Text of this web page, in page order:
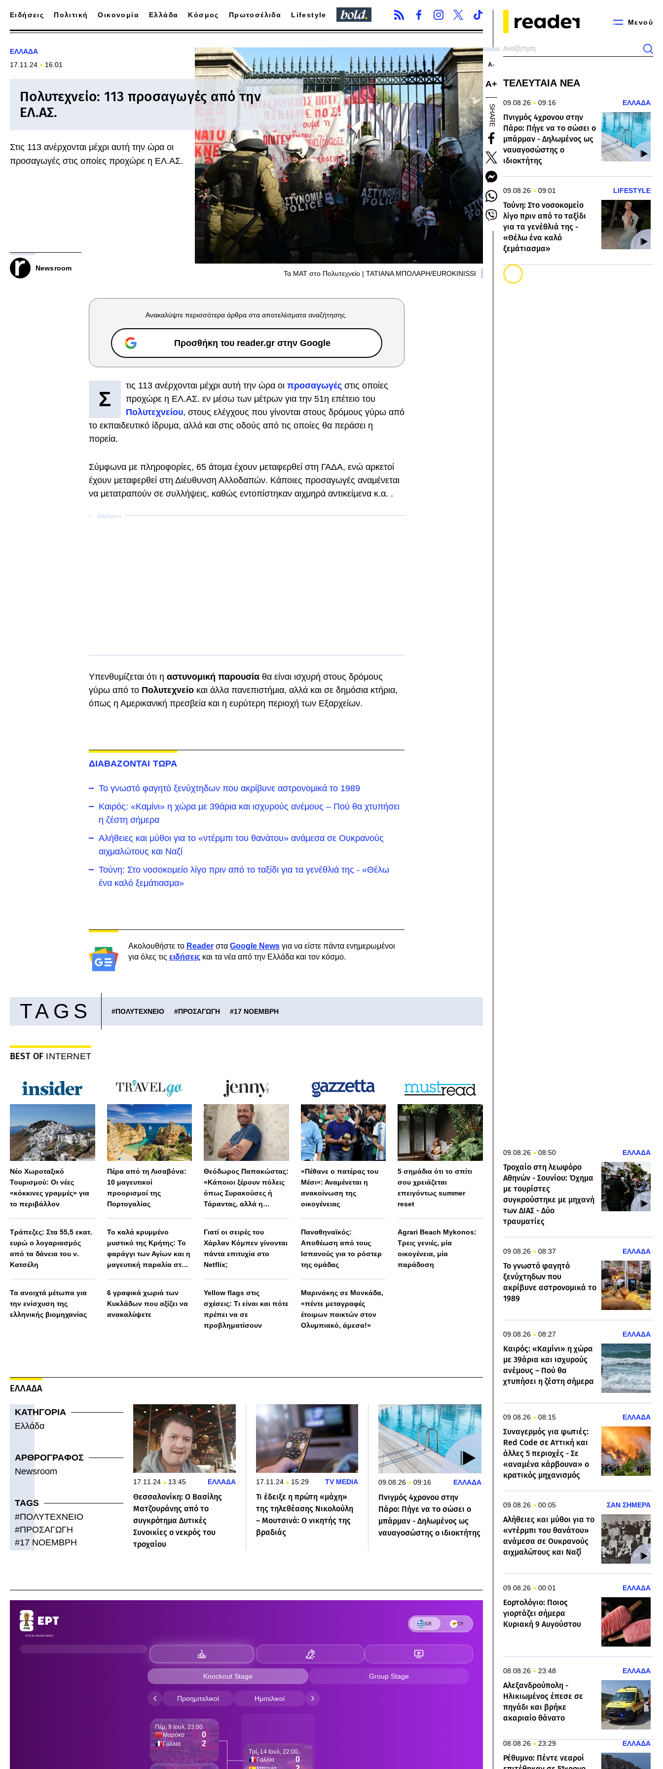
Μενού
Ειδήσεις Πολιτική Οικονομία Ελλάδα Κόσμος Πρωτοσέλιδα Lifestyle
ΕΛΛΑΔΑ
17.11.24
16:01
Πολυτεχνείο: 113 προσαγωγές από την
ΕΛ.ΑΣ.
Στις 113 ανέρχονται μέχρι αυτή την ώρα οι
προσαγωγές στις οποίες προχώρε η ΕΛ.ΑΣ.
Newsroom
Τα ΜΑΤ στο Πολυτεχνείο | ΤΑΤΙΑΝΑ ΜΠΟΛΑΡΗ/EUROKINISSI
Α-
Α+
SHARE
Ανακαλύψτε περισσότερα άρθρα στα αποτελέσματα αναζήτησης.
Προσθήκη του reader.gr στην Google
Σ
τις 113 ανέρχονται μέχρι αυτή την ώρα οι προσαγωγές στις οποίες
προχώρε η ΕΛ.ΑΣ. εν μέσω των μέτρων για την 51η επέτειο του
Πολυτεχνείου, στους ελέγχους που γίνονται στους δρόμους γύρω από
το εκπαιδευτικό ίδρυμα, αλλά και στις οδούς από τις οποίες θα περάσει η
πορεία.
Σύμφωνα με πληροφορίες, 65 άτομα έχουν μεταφερθεί στη ΓΑΔΑ, ενώ αρκετοί
έχουν μεταφερθεί στη Διέυθυνση Αλλοδαπών. Κάποιες προσαγωγές αναμένεται
να μετατραπούν σε συλλήψεις, καθώς εντοπίστηκαν αιχμηρά αντικείμενα κ.α. .
Υπενθυμίζεται ότι η αστυνομική παρουσίαθα είναι ισχυρή στους δρόμους
γύρω από το Πολυτεχνείο και άλλα πανεπιστήμια, αλλά και σε δημόσια κτήρια,
όπως η Αμερικανική πρεσβεία και η ευρύτερη περιοχή των Εξαρχείων.
ΔΙΑΒΑΖΟΝΤΑΙ ΤΩΡΑ
Το γνωστό φαγητό ξενύχτηδων που ακρίβυνε αστρονομικά το 1989
Καιρός: «Καμίνι» η χώρα με 39άρια και ισχυρούς ανέμους – Πού θα χτυπήσει
η ζέστη σήμερα
Αλήθειες και μύθοι για το «ντέρμπι του θανάτου» ανάμεσα σε Ουκρανούς
αιχμαλώτους και Ναζί
Τούνη: Στο νοσοκομείο λίγο πριν από το ταξίδι για τα γενέθλιά της - «Θέλω
ένα καλό ξεμάτιασμα»
Ακολουθήστε το Readerστα Google Newsγια να είστε πάντα ενημερωμένοι
για όλες τις ειδήσειςκαι τα νέα από την Ελλάδα και τον κόσμο.
TAGS #ΠΟΛΥΤΕΧΝΕΙΟ #ΠΡΟΣΑΓΩΓΗ #17 ΝΟΕΜΒΡΗ
BEST OF INTERNET
Νέο Χωροταξικό
Τουρισμού: Οι νέες
«κόκκινες γραμμές» για
το περιβάλλον
Τράπεζες: Στα 55,5 εκατ.
ευρώ ο λογαριασμός
από τα δάνεια του ν.
Κατσέλη
Τα ανοιχτά μέτωπα για
την ενίσχυση της
ελληνικής βιομηχανίας
Πέρα από τη Λισαβόνα:
10 μαγευτικοί
προορισμοί της
Πορτογαλίας
Το καλά κρυμμένο
μυστικό της Κρήτης: Το
φαράγγι των Αγίων και η
μαγευτική παραλία στο
6 γραφικά χωριά των
Κυκλάδων που αξίζει να
ανακαλύψετε
Θεόδωρος Παπακώστας:
«Κάποιοι ξέρουν πόλεις
όπως Συρακούσες ή
Τάραντας, αλλά η
Γιατί οι σειρές του
Χάρλαν Κόμπεν γίνονται
πάντα επιτυχία στο
Netflix;
Yellow flags στις
σχέσεις: Τι είναι και πότε
πρέπει να σε
προβληματίσουν
«Πέθανε ο πατέρας του
Μέσι»: Αναμένεται η
ανακοίνωση της
οικογένειας
Παναθηναϊκός:
Αποθέωση από τους
Ισπανούς για το ρόστερ
της ομάδας
Μαρινάκης σε Μονκάδα,
«πέντε μεταγραφές
έτοιμων παικτών στον
Ολυμπιακό, άμεσα!»
5 σημάδια ότι το σπίτι
σου χρειάζεται
επειγόντως summer
reset
Agrari Beach Mykonos:
Τρεις γενιές, μία
οικογένεια, μία
παράδοση
ΕΛΛΑΔΑ
ΚΑΤΗΓΟΡΙΑ
Ελλάδα
ΑΡΘΡΟΓΡΑΦΟΣ
Newsroom
TAGS
#ΠΟΛΥΤΕΧΝΕΙΟ
#ΠΡΟΣΑΓΩΓΗ
#17 ΝΟΕΜΒΡΗ
17.11.24 13:45 ΕΛΛΑΔΑ
Θεσσαλονίκη: Ο Βασίλης
Ματζουράνης από το
συγκρότημα Δυτικές
Συνοικίες ο νεκρός του
τροχαίου
17.11.24 15:29 TV MEDIA
Τι έδειξε η πρώτη «μάχη»
της τηλεθέασης Νικολούλη
– Μουτσινά: Ο νικητής της
βραδιάς
09.08.26 09:16 ΕΛΛΑΔΑ
Πνιγμός 4χρονου στην
Πάρο: Πήγε να το σώσει ο
μπάρμαν - Δηλωμένος ως
ναυαγοσώστης ο ιδιοκτήτης
ΤΕΛΕΥΤΑΙΑ ΝΕΑ
09.08.26 09:16 ΕΛΛΑΔΑ
Πνιγμός 4χρονου στην
Πάρο: Πήγε να το σώσει ο
μπάρμαν - Δηλωμένος ως
ναυαγοσώστης ο
ιδιοκτήτης
09.08.26 09:01 LIFESTYLE
Τούνη: Στο νοσοκομείο
λίγο πριν από το ταξίδι
για τα γενέθλιά της -
«Θέλω ένα καλό
ξεμάτιασμα»
09.08.26 08:50 ΕΛΛΑΔΑ
Τροχαίο στη λεωφόρο
Αθηνών - Σουνίου: Όχημα
με τουρίστες
συγκρούστηκε με μηχανή
των ΔΙΑΣ - Δύο
τραυματίες
09.08.26 08:37 ΕΛΛΑΔΑ
Το γνωστό φαγητό
ξενύχτηδων που
ακρίβυνε αστρονομικά το
1989
09.08.26 08:27 ΕΛΛΑΔΑ
Καιρός: «Καμίνι» η χώρα
με 39άρια και ισχυρούς
ανέμους – Πού θα
χτυπήσει η ζέστη σήμερα
09.08.26 08:15 ΕΛΛΑΔΑ
Συναγερμός για φωτιές:
Red Code σε Αττική και
άλλες 5 περιοχές - Σε
«αναμένα κάρβουνα» ο
κρατικός μηχανισμός
09.08.26 00:05 ΣΑΝ ΣΗΜΕΡΑ
Αλήθειες και μύθοι για το
«ντέρμπι του θανάτου»
ανάμεσα σε Ουκρανούς
αιχμαλώτους και Ναζί
09.08.26 00:01 ΕΛΛΑΔΑ
Εορτολόγιο: Ποιος
γιορτάζει σήμερα
Κυριακή 9 Αυγούστου
08.08.26 23:48 ΕΛΛΑΔΑ
Αλεξανδρούπολη -
Ηλικιωμένος έπεσε σε
πηγάδι και βρήκε
ακαριαίο θάνατο
08.08.26 23:29 ΕΛΛΑΔΑ
Ρέθυμνο: Πέντε νεαροί